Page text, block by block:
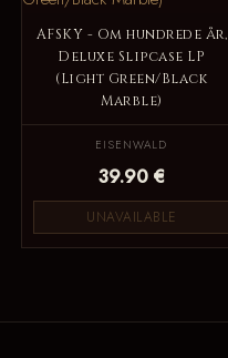
AFSKY - Om hundrede år,
Deluxe Slipcase LP
(Light Green/Black
Marble)
EISENWALD
39.90 €
UNAVAILABLE